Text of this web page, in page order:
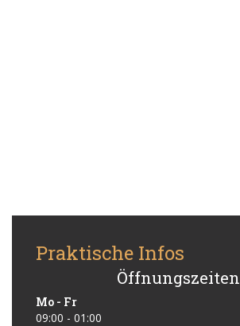
Praktische Infos
Öffnungszeiten
Mo - Fr
09:00 - 01:00